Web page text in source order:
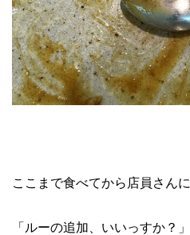
ここまで食べてから店員さんに
「ルーの追加、いいっすか？」